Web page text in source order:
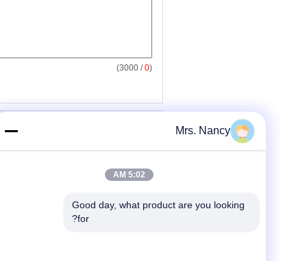
(
0
/ 3000)
مادة
96352740 عجلة التوقيت
Mrs. Nancy
5:02 AM
Good day, what product are you looking
for?